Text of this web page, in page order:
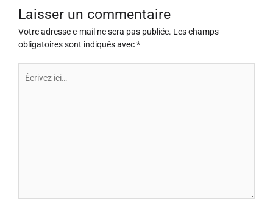
Laisser un commentaire
Votre adresse e-mail ne sera pas publiée. Les champs
obligatoires sont indiqués avec*
ici…